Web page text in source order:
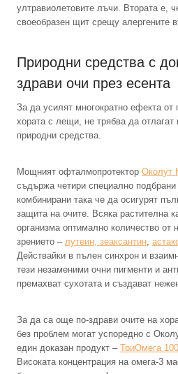
ултравиолетовите лъчи. Втората е,
своеобразен щит срещу алергените
Природни средства с
здрави очи през есента
За да усилят многократно ефекта от
хората с лещи, не трябва да отлагат
природни средства.
Мощният офталмопротектор Околут
съдържа четири специално подбрани
комбинирани така че да осигурят
защита на очите. Всяка растителна
организма оптимално количество от
зрението – лутеин, зеаксантин
Действайки в пълен синхрон и
тези незаменими очни пигменти и
премахват сухотата и създават
За да са още по-здрави очите на
без проблем могат успоредно с
един доказан продукт – ТриОмега
Високата концентрация на омега-3